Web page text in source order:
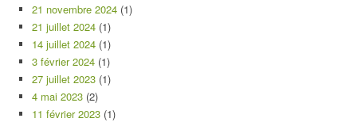
21 novembre 2024 (1)
21 juillet 2024 (1)
14 juillet 2024 (1)
3 février 2024 (1)
27 juillet 2023 (1)
4 mai 2023 (2)
11 février 2023 (1)